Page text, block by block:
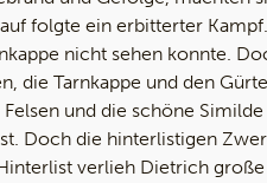
folgte ein erbitterter
nicht sehen konnte.
die Tarnkappe und den
und die schöne
Doch die hinterlistigen
verlieh Dietrich